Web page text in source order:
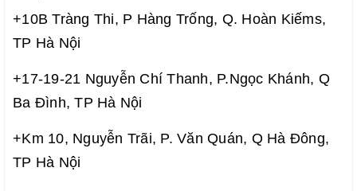
+10B Tràng Thi, P Hàng Trống, Q. Hoàn Kiếms,
TP Hà Nội
+17-19-21 Nguyễn Chí Thanh, P.Ngọc Khánh, Q
Ba Đình, TP Hà Nội
+Km 10, Nguyễn Trãi, P. Văn Quán, Q Hà Đông,
TP Hà Nội